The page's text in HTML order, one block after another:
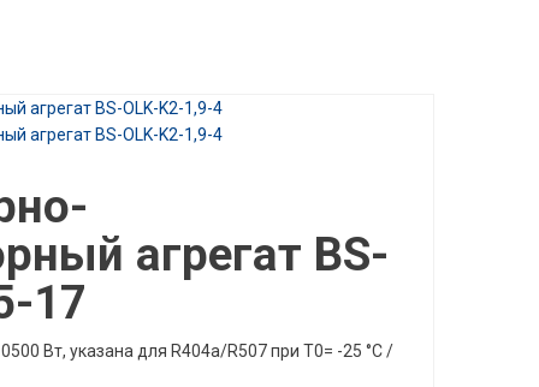
агрегат BS-
17
Вт, указана для R404а/R507 при Т0= -25 °C /